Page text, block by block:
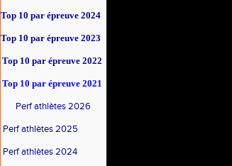
Top 10 par épreuve 2024
Top 10 par épreuve 2023
Top 10 par épreuve 2022
Top 10 par épreuve2021
Perf athlètes 2026
Perf athlètes 2025
Perf athlètes 2024